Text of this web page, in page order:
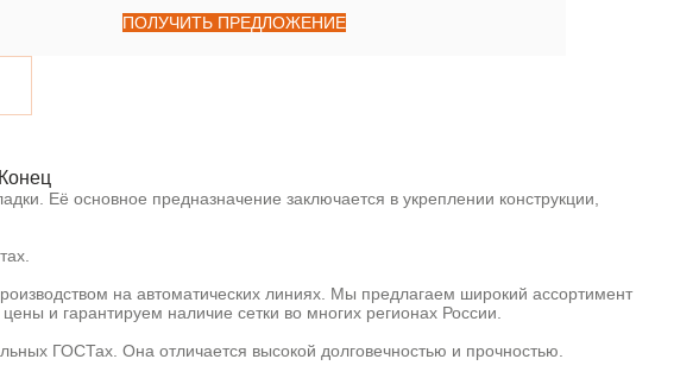
ПОЛУЧИТЬ ПРЕДЛОЖЕНИЕ
Конец
Её основное предназначение заключается в укреплении конструкции,
на автоматических линиях. Мы предлагаем широкий ассортимент
и гарантируем наличие сетки во многих регионах России.
ГОСТах. Она отличается высокой долговечностью и прочностью.